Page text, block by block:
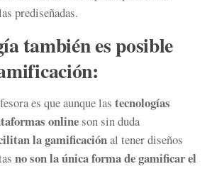
prediseñadas.
también es posible
es que aunque las tecnologías
online son sin duda
la gamificaciónal tener diseños
no son la única forma de gamificarel